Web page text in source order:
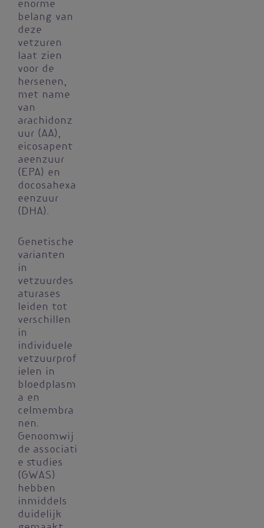
enorme
belang van
deze
vetzuren
laat zien
voor de
hersenen,
met name
van
arachidonz
uur (AA),
eicosapent
aeenzuur
(EPA) en
docosahexa
eenzuur
(DHA).
Genetische
varianten
in
vetzuurdes
aturases
leiden tot
verschillen
in
individuele
vetzuurprof
ielen in
bloedplasm
a en
celmembra
nen.
Genoomwij
de associati
e studies
(GWAS)
hebben
inmiddels
duidelijk